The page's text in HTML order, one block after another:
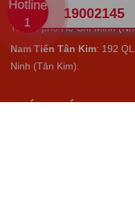
Nam Tiến Nhà Bè: Số 770
Thành phố Hồ Chí Minh
Nam Tiến Tân Kim: 192
Ninh (Tân Kim).
CHÍNH SÁCH
Hotline
1
19002145